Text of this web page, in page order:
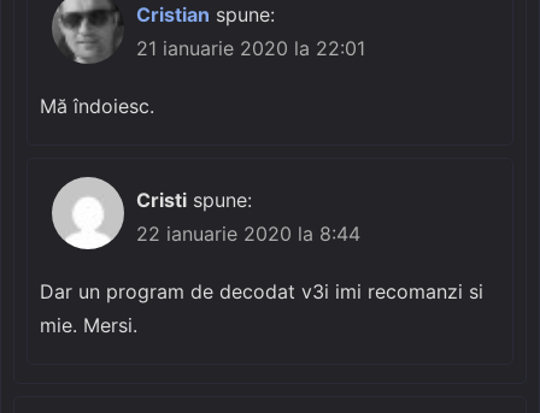
Cristian spune:
21 ianuarie 2020 la 22:01
Mă îndoiesc.
Cristi spune:
22 ianuarie 2020 la 8:44
Dar un program de decodat v3i imi recomanzi si
mie. Mersi.